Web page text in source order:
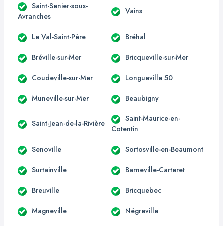
Saint-Senier-sous-
Avranches
Vains
Le Val-Saint-Père Bréhal
Bréville-sur-Mer Bricqueville-sur-Mer
Coudeville-sur-Mer Longueville 50
Muneville-sur-Mer Beaubigny
Saint-Jean-de-la-Rivière
Saint-Maurice-en-
Cotentin
Senoville Sortosville-en-Beaumont
Surtainville Barneville-Carteret
Breuville Bricquebec
Magneville Négreville